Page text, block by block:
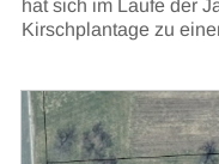
hat sich im Laufe der
Kirschplantage zu